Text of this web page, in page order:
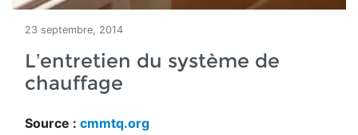
23 septembre, 2014
L’entretien du système de
chauffage
Source : cmmtq.org